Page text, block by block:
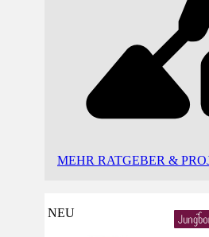
MEHR RATGEBER &
NEU